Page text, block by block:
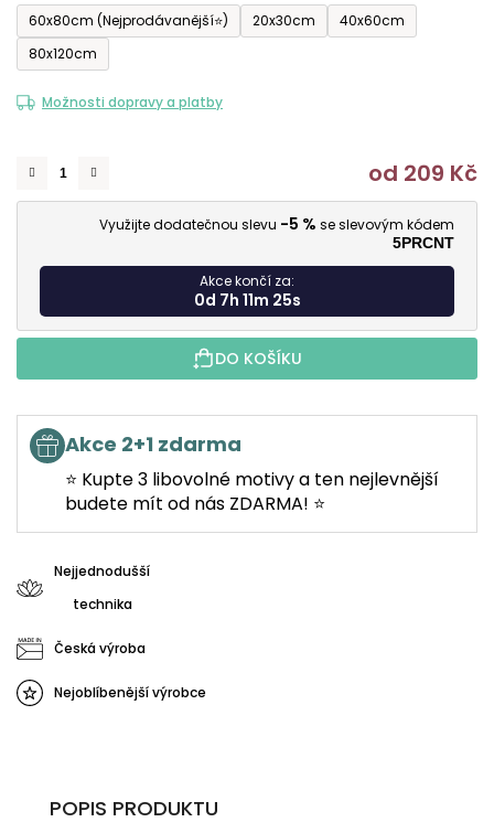
60x80cm (Nejprodávanější⭐)
20x30cm
40x60cm
80x120cm
Možnosti dopravy a platby
od 209 Kč
Využijte dodatečnou slevu -5 % se slevovým kódem
5PRCNT
Akce končí za:
0d 7h 11m 25s
DO KOŠÍKU
Akce 2+1 zdarma
⭐ Kupte 3 libovolné motivy a ten nejlevnější
budete mít od nás ZDARMA! ⭐
Nejjednodušší
technika
Česká výroba
Nejoblíbenější výrobce
POPIS PRODUKTU